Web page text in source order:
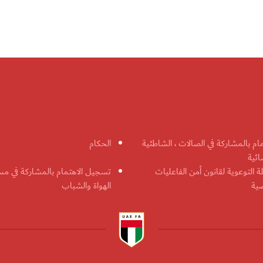
بالمشاركة في الصالات ، الشاطئية
الحكام
التوعوية لقانون أمن الفاعليات
تسجيل الاهتمام بالمشاركة في
الهواة والشباب